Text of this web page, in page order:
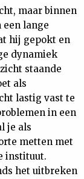
maar binnen
een lange
hij gepokt en
dynamiek
staande
als
lastig vast te
in een
je als
metten met
instituut.
het uitbreken